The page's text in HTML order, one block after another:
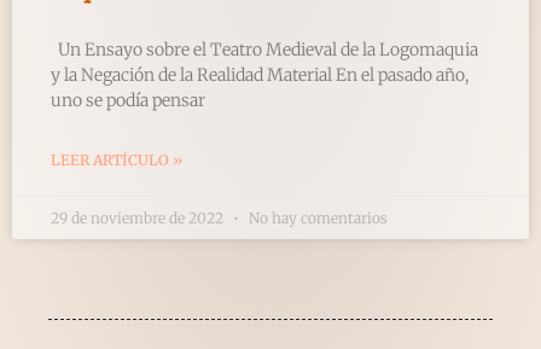
Un Ensayo sobre el Teatro Medieval de la Logomaquia
y la Negación de la Realidad Material En el pasado año,
uno se podía pensar
LEER ARTÍCULO »
29 de noviembre de 2022 No hay comentarios